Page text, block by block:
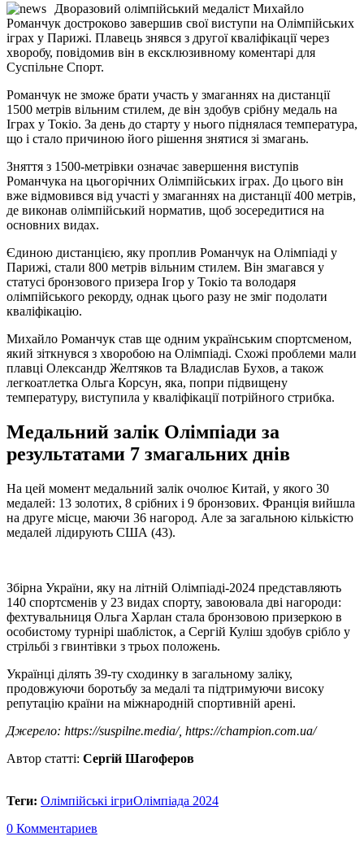
Дворазовий олімпійський медаліст Михайло
Романчук достроково завершив свої виступи на Олімпійських
іграх у Парижі. Плавець знявся з другої кваліфікації через
хворобу, повідомив він в ексклюзивному коментарі для
Суспільне Спорт.
Романчук не зможе брати участь у змаганнях на дистанції
1500 метрів вільним стилем, де він здобув срібну медаль на
Іграх у Токіо. За день до старту у нього піднялася температура,
що і стало причиною його рішення знятися зі змагань.
Зняття з 1500-метрівки означає завершення виступів
Романчука на цьогорічних Олімпійських іграх. До цього він
вже відмовився від участі у змаганнях на дистанції 400 метрів,
де виконав олімпійський норматив, щоб зосередитися на
основних видах.
Єдиною дистанцією, яку проплив Романчук на Олімпіаді у
Парижі, стали 800 метрів вільним стилем. Він змагався у
статусі бронзового призера Ігор у Токіо та володаря
олімпійського рекорду, однак цього разу не зміг подолати
кваліфікацію.
Михайло Романчук став ще одним українським спортсменом,
який зіткнувся з хворобою на Олімпіаді. Схожі проблеми мали
плавці Олександр Желтяков та Владислав Бухов, а також
легкоатлетка Ольга Корсун, яка, попри підвищену
температуру, виступила у кваліфікації потрійного стрибка.
Медальний залік Олімпіади за
результатами 7 змагальних днів
На цей момент медальний залік очолює Китай, у якого 30
медалей: 13 золотих, 8 срібних і 9 бронзових. Франція вийшла
на друге місце, маючи 36 нагород. Але за загальною кількістю
медалей лідирують США (43).
Збірна України, яку на літній Олімпіаді-2024 представляють
140 спортсменів у 23 видах спорту, завоювала дві нагороди:
фехтувальниця Ольга Харлан стала бронзовою призеркою в
особистому турнірі шаблісток, а Сергій Куліш здобув срібло у
стрільбі з гвинтівки з трьох положень.
Українці ділять 39-ту сходинку в загальному заліку,
продовжуючи боротьбу за медалі та підтримуючи високу
репутацію країни на міжнародній спортивній арені.
Джерело: https://suspilne.media/, https://champion.com.ua/
Автор статті: Сергій Шагоферов
Теги: Олімпійські ігриОлімпіада 2024
0 Комментариев